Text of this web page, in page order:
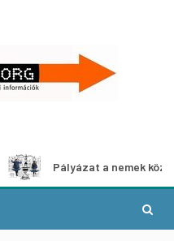
Pályázat a nemek közötti